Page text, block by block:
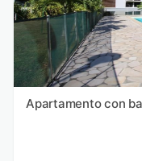
Apartamento con